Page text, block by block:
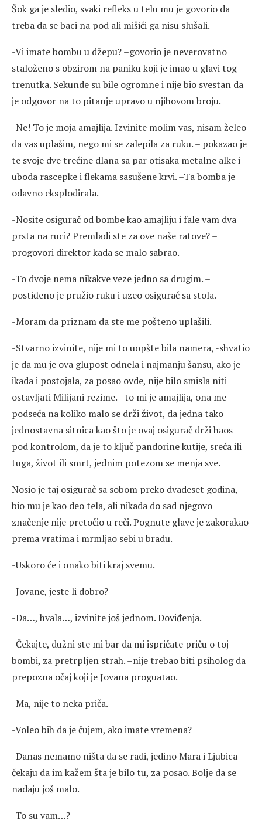
Šok ga je sledio, svaki refleks u telu mu je govorio da
treba da se baci na pod ali mišići ga nisu slušali.
-Vi imate bombu u džepu? –govorio je neverovatno
staloženo s obzirom na paniku koji je imao u glavi tog
trenutka. Sekunde su bile ogromne i nije bio svestan da
je odgovor na to pitanje upravo u njihovom broju.
-Ne! To je moja amajlija. Izvinite molim vas, nisam želeo
da vas uplašim, nego mi se zalepila za ruku. – pokazao je
te svoje dve trećine dlana sa par otisaka metalne alke i
uboda rascepke i flekama sasušene krvi. –Ta bomba je
odavno eksplodirala.
-Nosite osigurač od bombe kao amajliju i fale vam dva
prsta na ruci? Premladi ste za ove naše ratove? –
progovori direktor kada se malo sabrao.
-To dvoje nema nikakve veze jedno sa drugim. –
postiđeno je pružio ruku i uzeo osigurač sa stola.
-Moram da priznam da ste me pošteno uplašili.
-Stvarno izvinite, nije mi to uopšte bila namera, -shvatio
je da mu je ova glupost odnela i najmanju šansu, ako je
ikada i postojala, za posao ovde, nije bilo smisla niti
ostavljati Milijani rezime. –to mi je amajlija, ona me
podseća na koliko malo se drži život, da jedna tako
jednostavna sitnica kao što je ovaj osigurač drži haos
pod kontrolom, da je to ključ pandorine kutije, sreća ili
tuga, život ili smrt, jednim potezom se menja sve.
Nosio je taj osigurač sa sobom preko dvadeset godina,
bio mu je kao deo tela, ali nikada do sad njegovo
značenje nije pretočio u reči. Pognute glave je zakorakao
prema vratima i mrmljao sebi u bradu.
-Uskoro će i onako biti kraj svemu.
-Jovane, jeste li dobro?
-Da…, hvala…, izvinite još jednom. Doviđenja.
-Čekajte, dužni ste mi bar da mi ispričate priču o toj
bombi, za pretrpljen strah. –nije trebao biti psiholog da
prepozna očaj koji je Jovana proguatao.
-Ma, nije to neka priča.
-Voleo bih da je čujem, ako imate vremena?
-Danas nemamo ništa da se radi, jedino Mara i Ljubica
čekaju da im kažem šta je bilo tu, za posao. Bolje da se
nadaju još malo.
-To su vam…?